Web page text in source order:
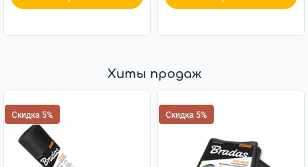
Хиты продаж
Скидка 5% Скидка 5%